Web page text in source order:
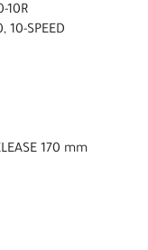
10R
10-SPEED
170 mm